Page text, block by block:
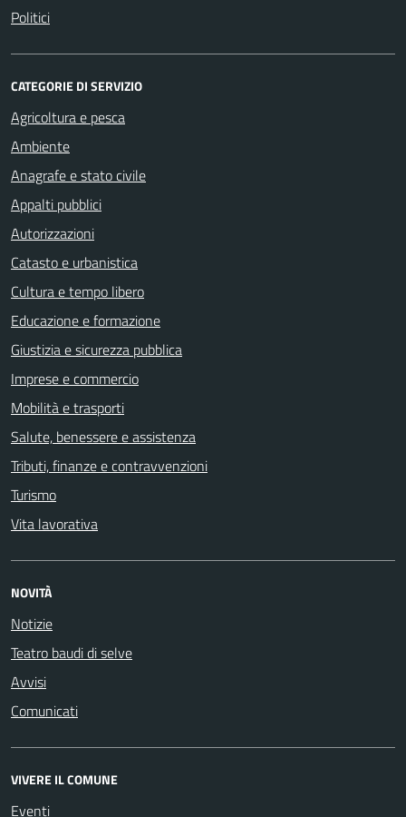
Politici
CATEGORIE DI SERVIZIO
Agricoltura e pesca
Ambiente
Anagrafe e stato civile
Appalti pubblici
Autorizzazioni
Catasto e urbanistica
Cultura e tempo libero
Educazione e formazione
Giustizia e sicurezza pubblica
Imprese e commercio
Mobilità e trasporti
Salute, benessere e assistenza
Tributi, finanze e contravvenzioni
Turismo
Vita lavorativa
NOVITÀ
Notizie
Teatro baudi di selve
Avvisi
Comunicati
VIVERE IL COMUNE
Eventi